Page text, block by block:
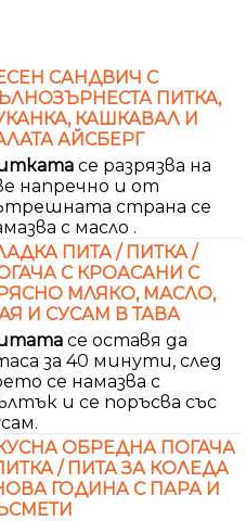
САНДВИЧ С
ПИТКА,
КАШКАВАЛ И
АЙСБЕРГ
се разрязва на
напречно и от
страна се
с масло .
ПИТА / ПИТКА /
С КРОАСАНИ С
МЛЯКО, МАСЛО,
И СУСАМ В ТАВА
се оставя да
за 40 минути, след
се намазва с
и се поръсва със
ОБРЕДНА ПОГАЧА
/ ПИТА ЗА КОЛЕДА
ГОДИНА С ПАРА И